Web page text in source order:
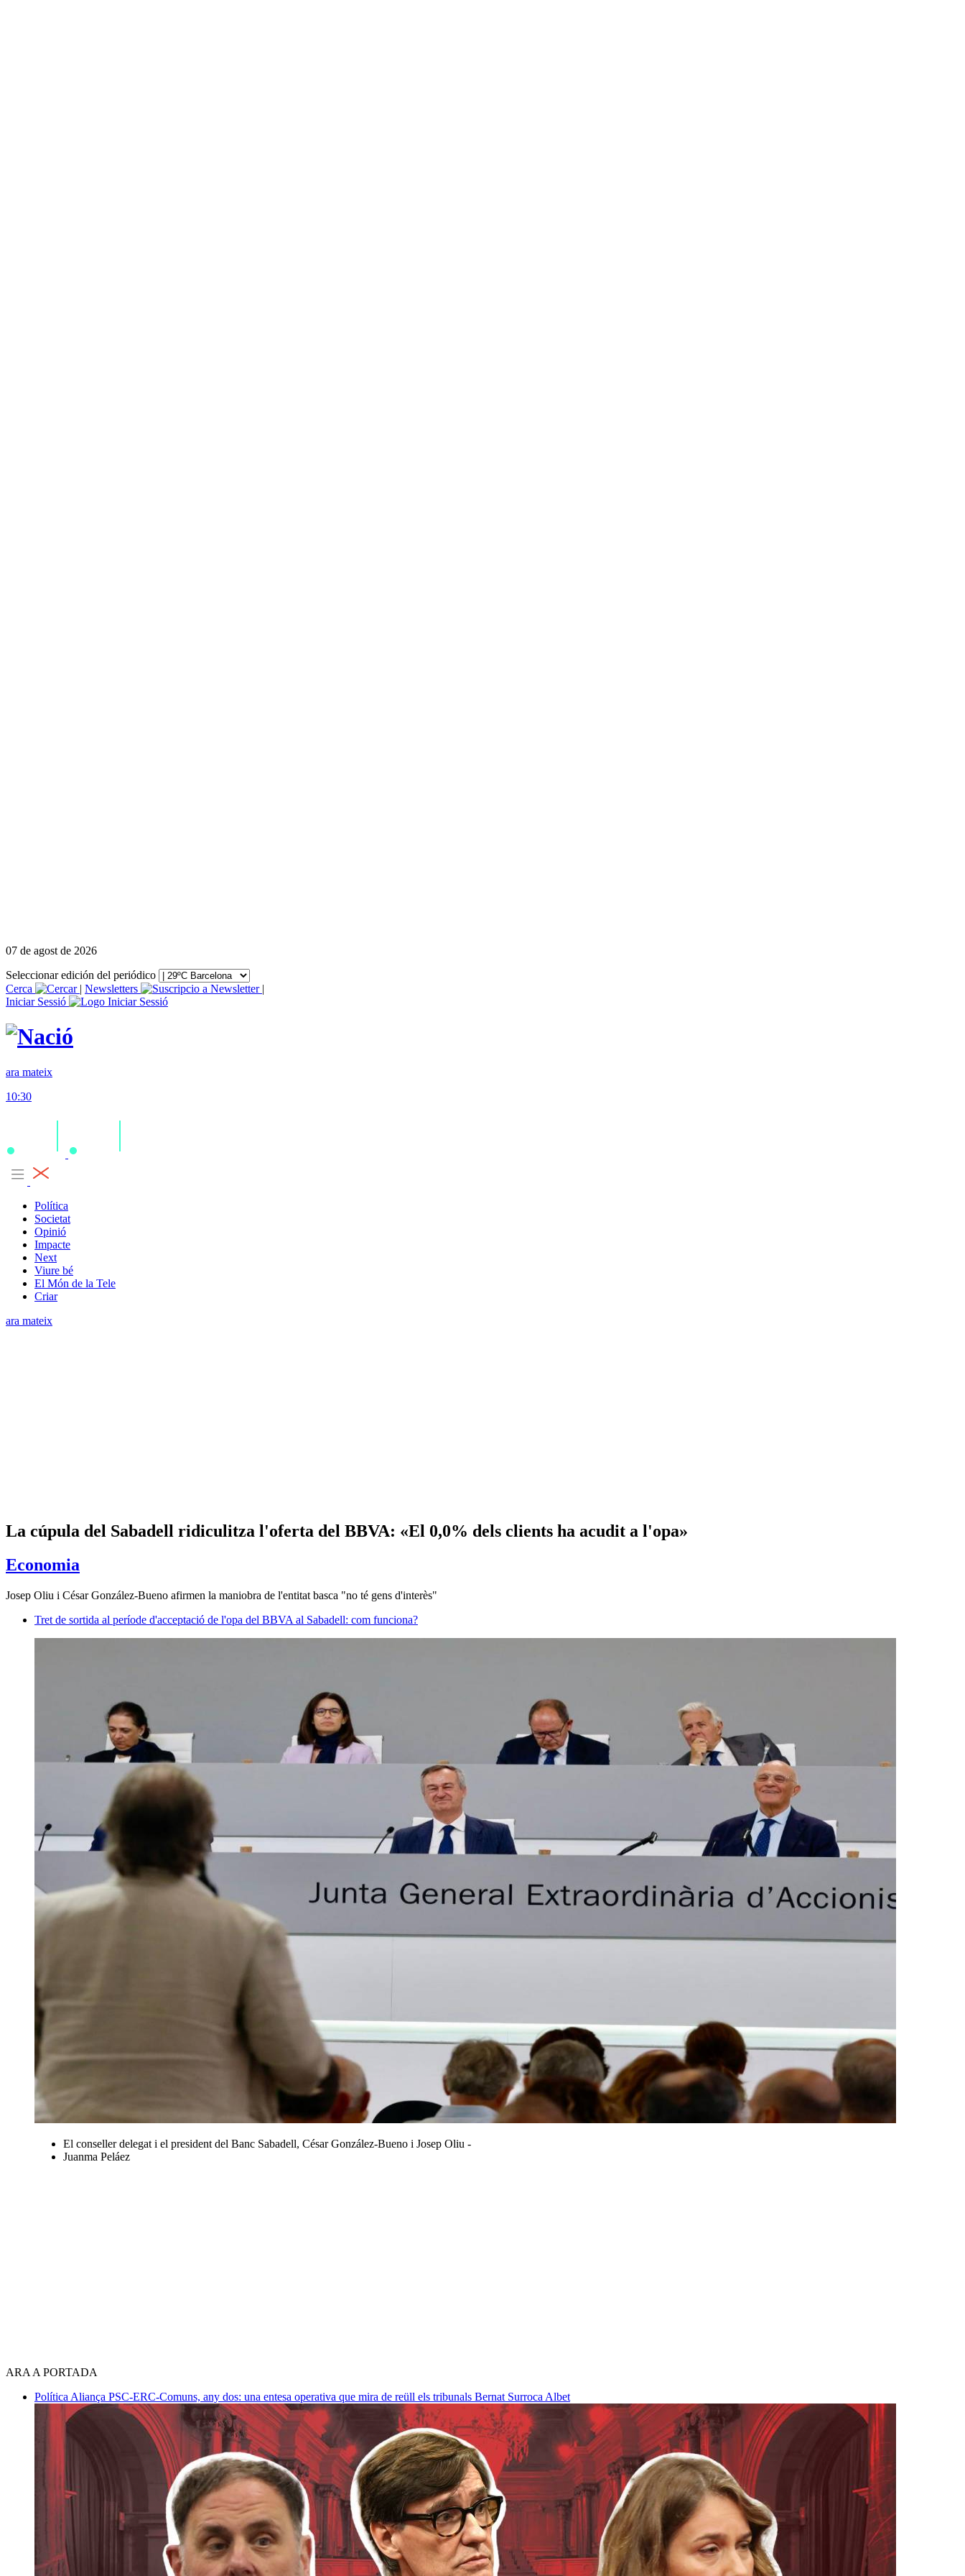
07 de agost de 2026
Seleccionar edición del periódico
Cerca
| Newsletters
|
Iniciar Sessió
ara mateix
10:30
Política
Societat
Opinió
Impacte
Next
Viure bé
El Món de la Tele
Criar
ara mateix
La cúpula del Sabadell ridiculitza l'oferta del BBVA: «El 0,0% dels clients ha acudit a l'opa»
Economia
Josep Oliu i César González-Bueno afirmen la maniobra de l'entitat basca "no té gens d'interès"
Tret de sortida al període d'acceptació de l'opa del BBVA al Sabadell: com funciona?
El conseller delegat i el president del Banc Sabadell, César González-Bueno i Josep Oliu -
Juanma Peláez
ARA A PORTADA
Política Aliança PSC-ERC-Comuns, any dos: una entesa operativa que mira de reüll els tribunals Bernat Surroca Albet